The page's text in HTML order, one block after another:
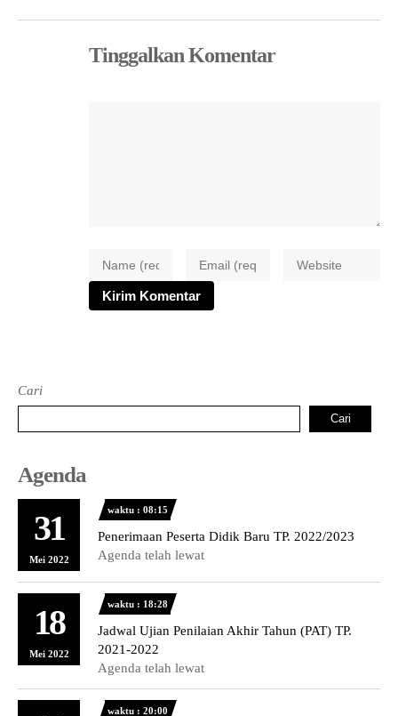
Tinggalkan Komentar
Cari
Cari
Agenda
31
Mei 2022
waktu : 08:15
Penerimaan Peserta Didik Baru TP. 2022/2023
Agenda telah lewat
18
Mei 2022
waktu : 18:28
Jadwal Ujian Penilaian Akhir Tahun (PAT) TP.
2021-2022
Agenda telah lewat
waktu : 20:00